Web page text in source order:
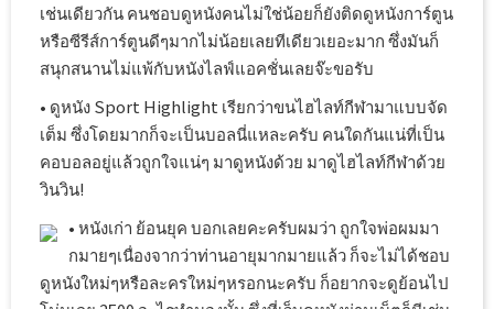
เช่นเดียวกัน คนชอบดูหนังคนไม่ใช่น้อยก็ยังติดดูหนังการ์ตูน
หรือซีรีส์การ์ตูนดีๆมากไม่น้อยเลยทีเดียวเยอะมาก ซึ่งมันก็
สนุกสนานไม่แพ้กับหนังไลฟ์แอคชั่นเลยจ๊ะขอรับ
• ดูหนัง Sport Highlight เรียกว่าขนไฮไลท์กีฬามาแบบจัด
เต็ม ซึ่งโดยมากก็จะเป็นบอลนี่แหละครับ คนใดกันแน่ที่เป็น
คอบอลอยู่แล้วถูกใจแน่ๆ มาดูหนังด้วย มาดูไฮไลท์กีฬาด้วย
วินวิน!
• หนังเก่า ย้อนยุค บอกเลยคะครับผมว่า ถูกใจพ่อผมมา
กมายๆเนื่องจากว่าท่านอายุมากมายแล้ว ก็จะไม่ได้ชอบ
ดูหนังใหม่ๆหรือละครใหม่ๆหรอกนะครับ ก็อยากจะดูย้อนไป